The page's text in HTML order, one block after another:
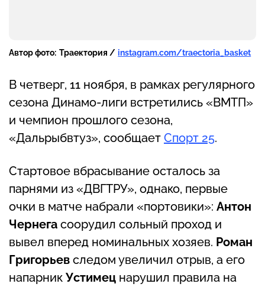
Автор фото: Траектория / instagram.com/traectoria_basket
В четверг, 11 ноября, в рамках регулярного
сезона Динамо-лиги встретились «ВМТП»
и чемпион прошлого сезона,
«Дальрыбвтуз», сообщает Спорт 25.
Стартовое вбрасывание осталось за
парнями из «ДВГТРУ», однако, первые
очки в матче набрали «портовики»: Антон
Чернега соорудил сольный проход и
вывел вперед номинальных хозяев. Роман
Григорьев следом увеличил отрыв, а его
напарник Устимец нарушил правила на